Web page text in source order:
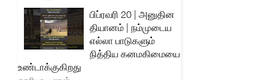
பிப்ரவரி 20 | அனுதின
தியானம் | நம்முடைய
எல்லா பாடுகளும்
நித்திய கனமகிமையை
உண்டாக்குகிறது